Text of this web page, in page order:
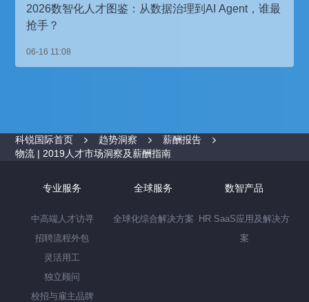
2026数智化人才图鉴：从数据治理到AI Agent，谁最
抢手？
06-16 11:08
科锐国际首页 趋势洞察
薪酬报告
物流 | 2019人才市场洞察及薪酬指南
专业服务
中高端人才访寻
招聘流程外包
灵活用工
独立顾问
校招与雇主品牌
全球服务
全球化综合解决方案
数智产品
HR SaaS应用及解决方
案